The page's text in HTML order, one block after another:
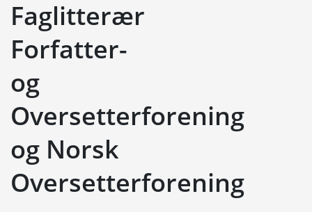
Faglitterær
Forfatter-
og
Oversetterforening
og Norsk
Oversetterforening